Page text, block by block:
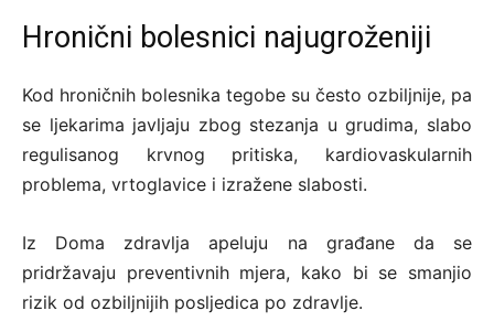
Hronični bolesnici najugroženiji
Kod hroničnih bolesnika tegobe su često ozbiljnije, pa
se ljekarima javljaju zbog stezanja u grudima, slabo
regulisanog krvnog pritiska, kardiovaskularnih
problema, vrtoglavice i izražene slabosti.
Iz Doma zdravlja apeluju na građane da se
pridržavaju preventivnih mjera, kako bi se smanjio
rizik od ozbiljnijih posljedica po zdravlje.